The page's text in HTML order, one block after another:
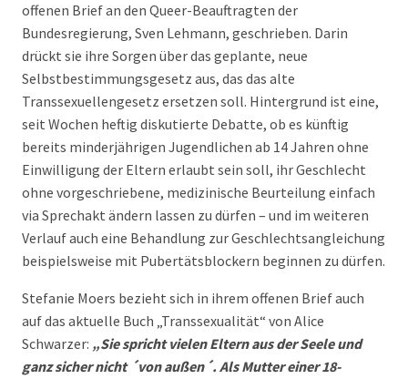
offenen Brief an den Queer-Beauftragten der
Bundesregierung, Sven Lehmann, geschrieben. Darin
drückt sie ihre Sorgen über das geplante, neue
Selbstbestimmungsgesetz aus, das das alte
Transsexuellengesetz ersetzen soll. Hintergrund ist eine,
seit Wochen heftig diskutierte Debatte, ob es künftig
bereits minderjährigen Jugendlichen ab 14 Jahren ohne
Einwilligung der Eltern erlaubt sein soll, ihr Geschlecht
ohne vorgeschriebene, medizinische Beurteilung einfach
via Sprechakt ändern lassen zu dürfen – und im weiteren
Verlauf auch eine Behandlung zur Geschlechtsangleichung
beispielsweise mit Pubertätsblockern beginnen zu dürfen.
Stefanie Moers bezieht sich in ihrem offenen Brief auch
auf das aktuelle Buch „Transsexualität“ von Alice
Schwarzer: „Sie spricht vielen Eltern aus der Seele und
ganz sicher nicht ´von außen´. Als Mutter einer 18-